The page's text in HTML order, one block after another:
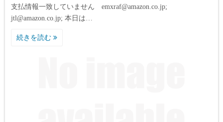
支払情報一致していません emxraf@amazon.co.jp;
jtl@amazon.co.jp; 本日は…
続きを読む